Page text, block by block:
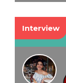
Interview